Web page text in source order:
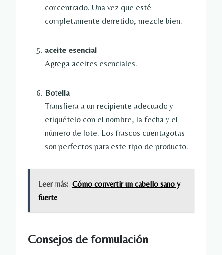
concentrado. Una vez que esté
completamente derretido, mezcle bien.
aceite esencial
Agrega aceites esenciales.
Botella
Transfiera a un recipiente adecuado y
etiquételo con el nombre, la fecha y el
número de lote. Los frascos cuentagotas
son perfectos para este tipo de producto.
Leer más: Cómo convertir un cabello sano y
fuerte
Consejos de formulación